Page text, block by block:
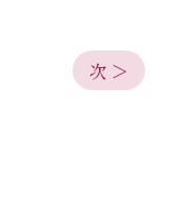
次 ＞